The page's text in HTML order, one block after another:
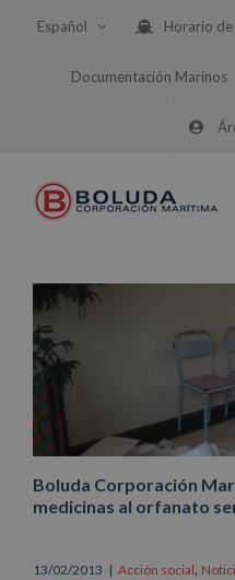
Español Horario
Documentación Marinos
Boluda Corporación
medicinas al orfanato
13/02/2013 | Acción social,